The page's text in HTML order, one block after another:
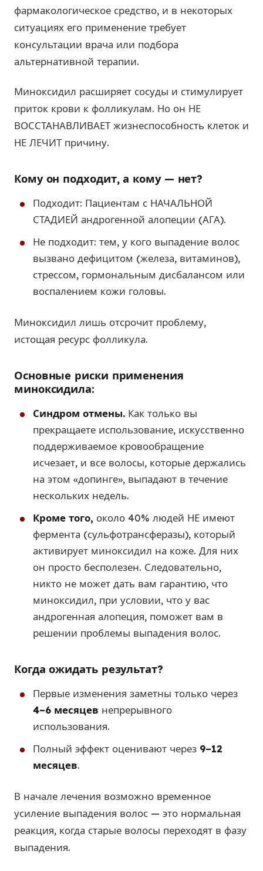
фармакологическое средство, и в некоторых
ситуациях его применение требует
консультации врача или подбора
альтернативной терапии.
Миноксидил расширяет сосуды и стимулирует
приток крови к фолликулам. Но он НЕ
ВОССТАНАВЛИВАЕТ жизнеспособность клеток и
НЕ ЛЕЧИТ причину.
Кому он подходит, а кому — нет?
Подходит: Пациентам с НАЧАЛЬНОЙ
СТАДИЕЙ андрогенной алопеции (АГА).
Не подходит: тем, у кого выпадение волос
вызвано дефицитом (железа, витаминов),
стрессом, гормональным дисбалансом или
воспалением кожи головы.
Миноксидил лишь отсрочит проблему,
истощая ресурс фолликула.
Основные риски применения
миноксидила:
Синдром отмены. Как только вы
прекращаете использование, искусственно
поддерживаемое кровообращение
исчезает, и все волосы, которые держались
на этом «допинге», выпадают в течение
нескольких недель.
Кроме того, около 40% людей НЕ имеют
фермента (сульфотрансферазы), который
активирует миноксидил на коже. Для них
он просто бесполезен. Следовательно,
никто не может дать вам гарантию, что
миноксидил, при условии, что у вас
андрогенная алопеция, поможет вам в
решении проблемы выпадения волос.
Когда ожидать результат?
Первые изменения заметны только через
4–6 месяцев непрерывного
использования.
Полный эффект оценивают через 9–12
месяцев.
В начале лечения возможно временное
усиление выпадения волос — это нормальная
реакция, когда старые волосы переходят в фазу
выпадения.